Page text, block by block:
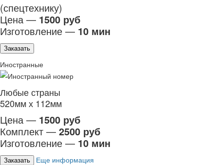
(спецтехнику)
Цена — 1500 руб
Изготовление — 10 мин
Заказать
Иностранные
Любые страны
520мм х 112мм
Цена — 1500 руб
Комплект — 2500 руб
Изготовление — 10 мин
Заказать
Еще информация